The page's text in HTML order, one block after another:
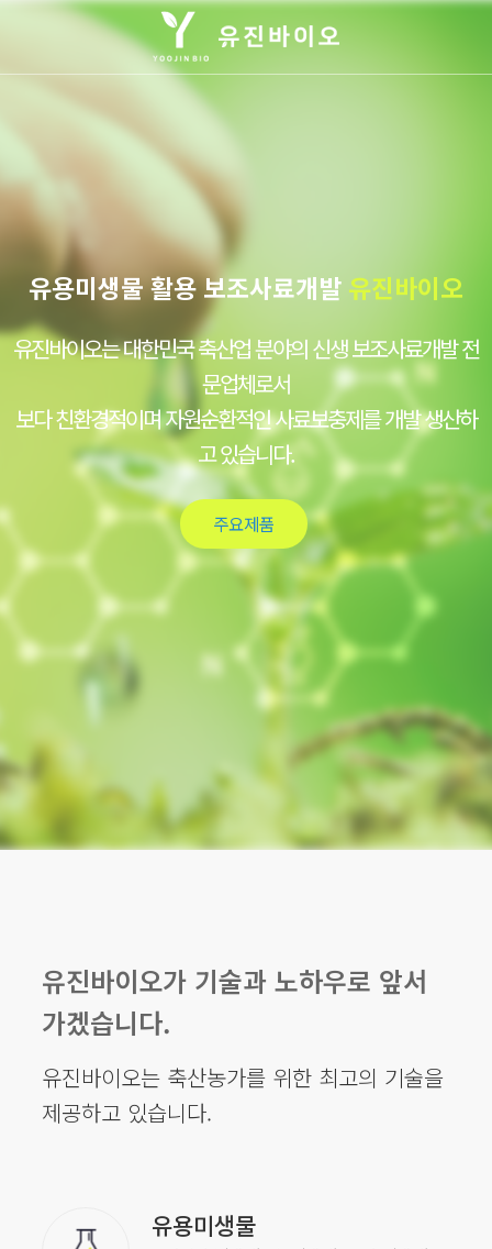
유용미생물 활용 보조사료개발 유진바이오
유진바이오는 대한민국 축산업 분야의 신생 보조사료개발 전
문업체로서
보다 친환경적이며 자원순환적인 사료보충제를 개발 생산하
고 있습니다.
문의&상담
유진바이오가 기술과 노하우로 앞서
가겠습니다.
유진바이오는 축산농가를 위한 최고의 기술을
제공하고 있습니다.
유용미생물